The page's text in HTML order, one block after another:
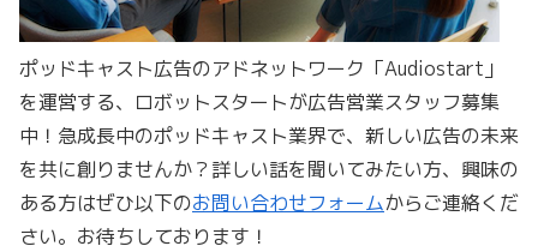
ポッドキャスト広告のアドネットワーク「Audiostart」
を運営する、ロボットスタートが広告営業スタッフ募集
中！急成長中のポッドキャスト業界で、新しい広告の未来
を共に創りませんか？詳しい話を聞いてみたい方、興味の
ある方はぜひ以下のお問い合わせフォームからご連絡くだ
さい。お待ちしております！